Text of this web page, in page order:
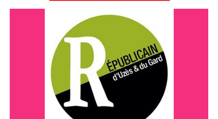
Décembre 2024
Journée Portes Ouvertes
Lire l'article